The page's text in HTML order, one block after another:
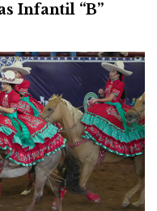
Infantil “B”